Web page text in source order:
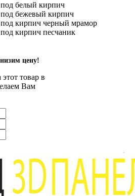
под белый кирпич
под бежевый кирпич
под кирпич черный мрамор
кирпич песчаник
цену!
товар в
Вам